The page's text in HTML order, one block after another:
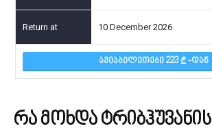
10 December 2026
ᲐᲕᲘᲐᲑᲘᲚᲔᲗᲔᲑᲘ 223 -ᲓᲐᲜ
რა მოხდა ტრიბჰუვანის